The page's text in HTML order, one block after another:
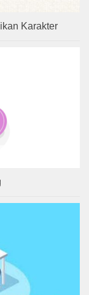
Karakter